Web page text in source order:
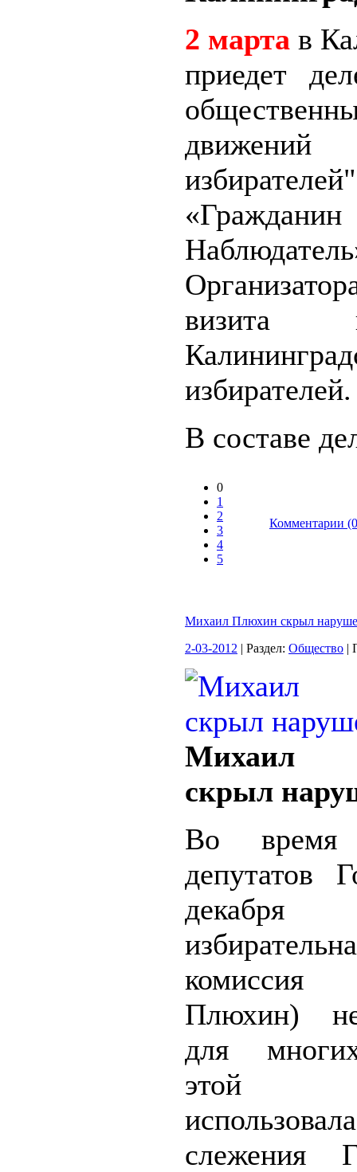
2 марта в
приедет
«Гражданин
визита
избирателей.
В составе
0
1
2
3
4
5
Комментарии
Михаил Плюхин скрыл
2-03-2012 | Раздел: Общество |
Михаил
скрыл
Во время
депутатов
декабря
комиссия
Плюхин)
для
этой
слежения